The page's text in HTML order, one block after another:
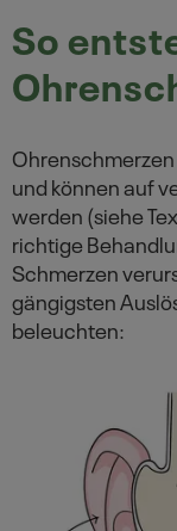
So
und können auf
werden (siehe
richtige
Schmerzen
gängigsten
beleuchten: